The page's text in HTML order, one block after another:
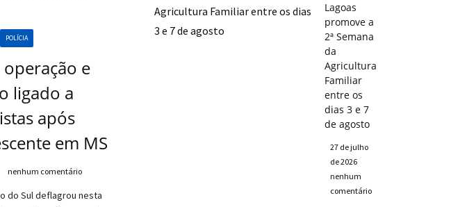
POLÍCIA
e
ligado a
após
em MS
nenhum comentário
do Sul deflagrou nesta
Lagoas
promove a
2ª Semana
da
Agricultura
Familiar
entre os
dias 3 e 7
de agosto
27 de julho
de 2026
nenhum
comentário